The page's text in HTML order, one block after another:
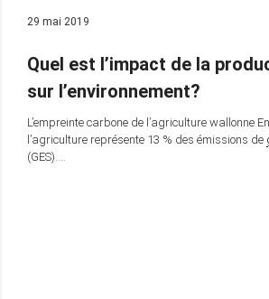
29 mai 2019
Quel est l’impact de la
sur l’environnement?
L’empreinte carbone de l’agriculture wallonne
l’agriculture représente 13 % des émissions de
(GES)….